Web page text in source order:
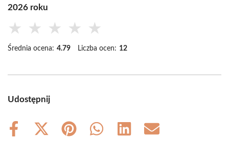
2026 roku
★ ★ ★ ★ ★
Średnia ocena: 4.79 Liczba ocen: 12
Udostępnij
Share
Share
Share
Share
Share
Share